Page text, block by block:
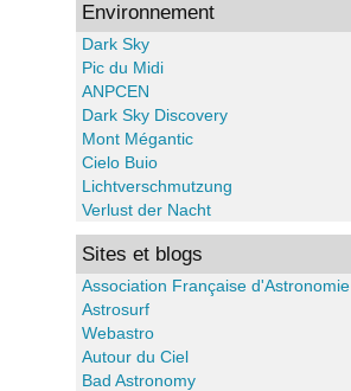
Environnement
Dark Sky
Pic du Midi
ANPCEN
Dark Sky Discovery
Mont Mégantic
Cielo Buio
Lichtverschmutzung
Verlust der Nacht
Sites et blogs
Association Française d'Astronomie
Astrosurf
Webastro
Autour du Ciel
Bad Astronomy